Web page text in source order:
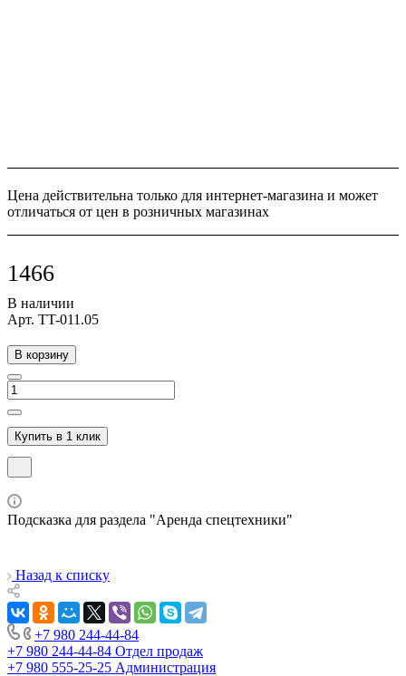
Цена действительна только для интернет-магазина и может
отличаться от цен в розничных магазинах
1466
В наличии
Арт. TT-011.05
В корзину
Купить в 1 клик
Подсказка для раздела "Аренда спецтехники"
Назад к списку
+7 980 244-44-84
+7 980 244-44-84 Отдел продаж
+7 980 555-25-25 Администрация